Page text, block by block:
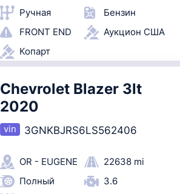
Ручная
Бензин
FRONT END
Аукцион США
Копарт
Chevrolet Blazer 3lt
2020
3GNKBJRS6LS562406
OR - EUGENE
22638 mi
Полный
3.6